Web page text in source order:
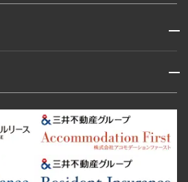
開閉
楽坂・飯田橋
三田・芝・浜松町
どき・豊洲
本郷・春日・小石川
場・早稲田
・学芸大学・自由が丘
開閉
江東区 台東区 墨田区
中野区
練馬区 荒川区
足立区